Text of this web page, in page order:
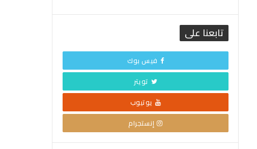
تابعنا على
فيس بوك
تويتر
يوتيوب
إنستجرام